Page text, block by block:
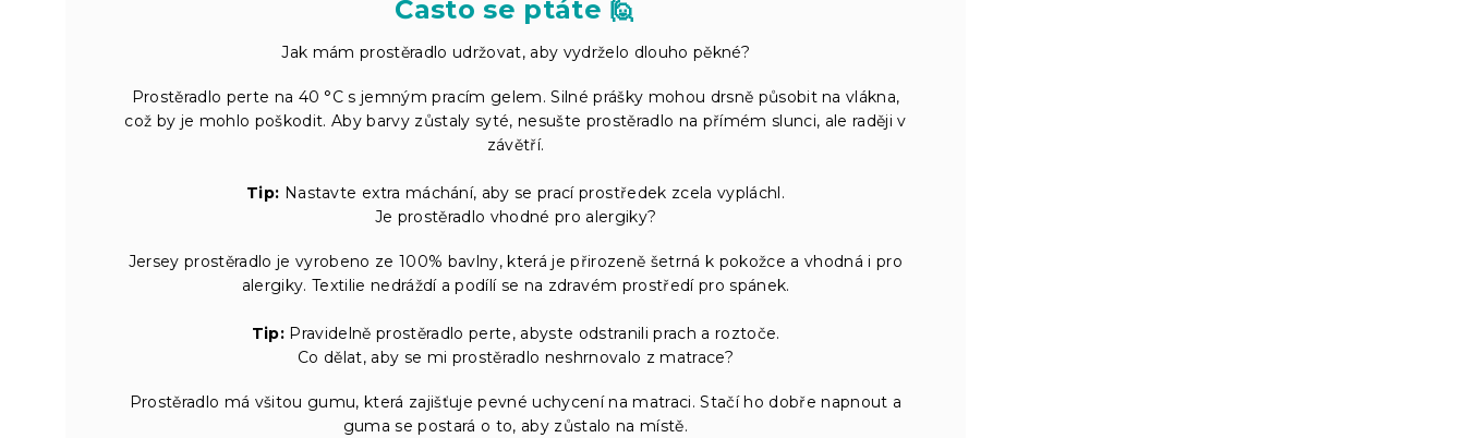
Často se ptáte 🙋
Jak mám prostěradlo udržovat, aby vydrželo dlouho pěkné?
Prostěradlo perte na 40 °C s jemným pracím gelem. Silné prášky mohou drsně působit na vlákna,
což by je mohlo poškodit. Aby barvy zůstaly syté, nesušte prostěradlo na přímém slunci, ale raději v
závětří.
Tip: Nastavte extra máchání, aby se prací prostředek zcela vypláchl.
Je prostěradlo vhodné pro alergiky?
Jersey prostěradlo je vyrobeno ze 100% bavlny, která je přirozeně šetrná k pokožce a vhodná i pro
alergiky. Textilie nedráždí a podílí se na zdravém prostředí pro spánek.
Tip:Pravidelně prostěradlo perte, abyste odstranili prach a roztoče.
Co dělat, aby se mi prostěradlo neshrnovalo z matrace?
Prostěradlo má všitou gumu, která zajišťuje pevné uchycení na matraci. Stačí ho dobře napnout a
guma se postará o to, aby zůstalo na místě.